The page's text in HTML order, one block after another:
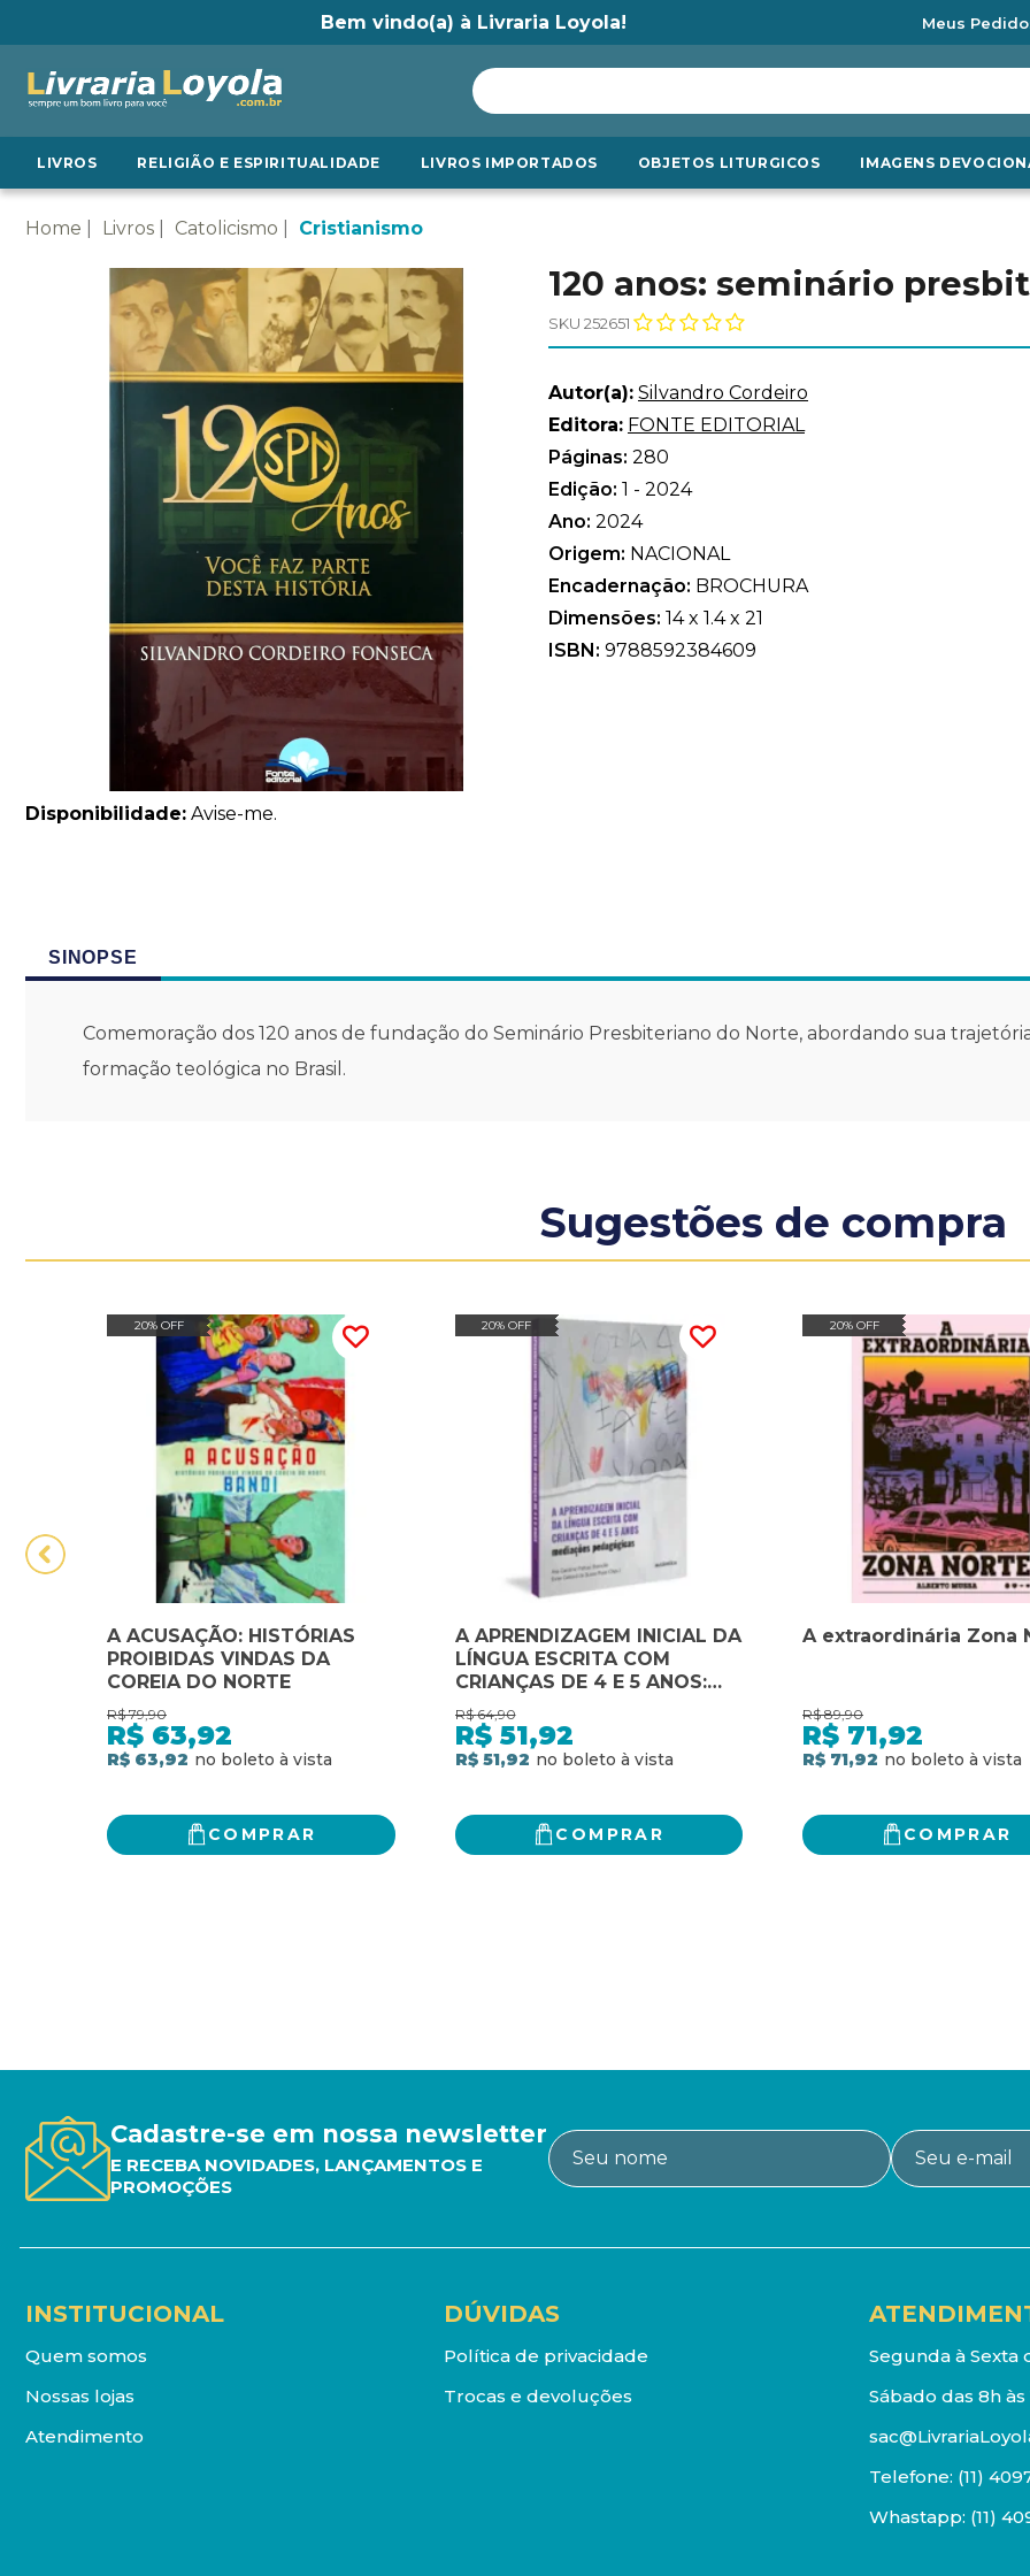
Bem vindo(a) à Livraria Loyola! Meus
LIVROS RELIGIÃO E ESPIRITUALIDADE LIVROS IMPORTADOS OBJETOS LITURGICOS IMAGENS
Home Livros Catolicismo Cristianismo
Disponibilidade: Avise-me.
120 anos: seminário
SKU 252651
Autor(a): Silvandro Cordeiro
Editora: FONTE EDITORIAL
Páginas: 280
Edição: 1 - 2024
Ano: 2024
Origem: NACIONAL
Encadernação: BROCHURA
Dimensões: 14 x 1.4 x 21
ISBN: 9788592384609
SINOPSE
Comemoração dos 120 anos de fundação do Seminário Presbiteriano do Norte, abordando sua
formação teológica no Brasil.
Sugestões de compra
20% OFF
A ACUSAÇÃO: HISTÓRIAS
PROIBIDAS VINDAS DA
COREIA DO NORTE
R$ 79,90
R$ 63,92
R$ 63,92
COMPRAR
20% OFF
A APRENDIZAGEM INICIAL DA
LÍNGUA ESCRITA COM
CRIANÇAS DE 4 E 5 ANOS:
MEDIAÇÕES PEDAGÓGICAS
R$ 64,90
R$ 51,92
R$ 51,92
COMPRAR
20% OFF
A extraordinária Zona
R$ 89,90
R$ 71,92
R$ 71,92
COMPRAR
Cadastre-se em nossa newsletter
E RECEBA NOVIDADES, LANÇAMENTOS E
PROMOÇÕES
INSTITUCIONAL
Quem somos
Nossas lojas
Atendimento
DÚVIDAS
Política de privacidade
Trocas e devoluções
Segunda à Sexta
Sábado das 8h às
Telefone: (11)
Whastapp: (11)